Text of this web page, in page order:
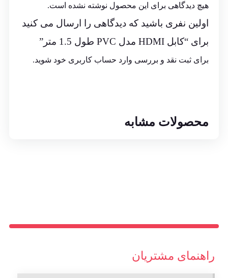
هیچ دیدگاهی برای این محصول نوشته نشده است.
اولین نفری باشید که دیدگاهی را ارسال می کنید
برای “کابل HDMI مدل PVC طول 1.5 متر”
برای ثبت نقد و بررسی وارد حساب کاربری خود شوید.
محصولات مشابه
راهنمای مشتریان